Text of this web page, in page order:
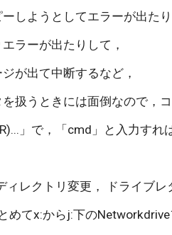
しようとしてエラーが出たり
ラーが出たりして，
が出て中断するなど，
扱うときには面倒なので，
」で，「cmd」と入力すれ
ディレクトリ変更， ドライブ
てx:からj:下のNetworkdrive